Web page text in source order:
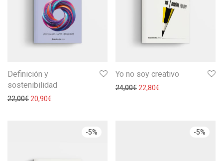
Definición y
sostenibilidad
22,00€ 20,90€
Yo no soy creativo
24,00€ 22,80€
-5% -5%